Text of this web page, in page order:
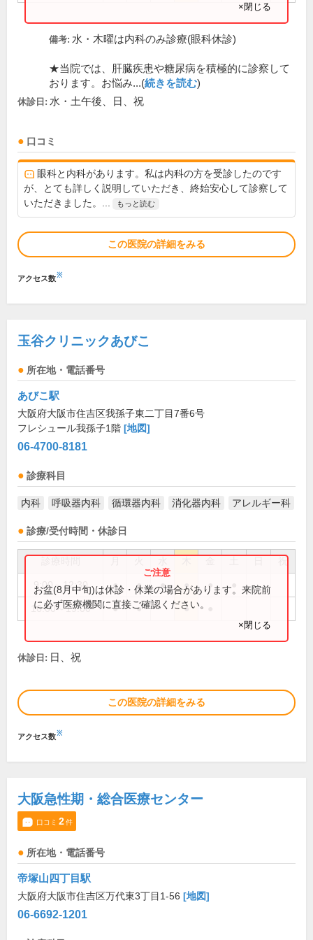
×閉じる
備考: 水・木曜は内科のみ診療(眼科休診)
★当院では、肝臓疾患や糖尿病を積極的に診察して
おります。お悩み...(続きを読む)
休診日: 水・土午後、日、祝
口コミ
眼科と内科があります。私は内科の方を受診したのです
が、とても詳しく説明していただき、終始安心して診察して
いただきました。...
もっと読む
この医院の詳細をみる
アクセス数※
玉谷クリニックあびこ
所在地・電話番号
あびこ駅
大阪府大阪市住吉区我孫子東二丁目7番6号
フレシュール我孫子1階 [地図]
06-4700-8181
診療科目
内科 呼吸器内科 循環器内科 消化器内科 アレルギー科
診療/受付時間・休診日
祝
9:00～12:30 ● ● ● ● ●
16:00～19:00 ● ● ●
お盆(8月中旬)は休診・休業の場合があります。来院前
に必ず医療機関に直接ご確認ください。
×閉じる
休診日: 日、祝
この医院の詳細をみる
アクセス数※
大阪急性期・総合医療センター
口コミ 2件
所在地・電話番号
帝塚山四丁目駅
大阪府大阪市住吉区万代東3丁目1-56 [地図]
06-6692-1201